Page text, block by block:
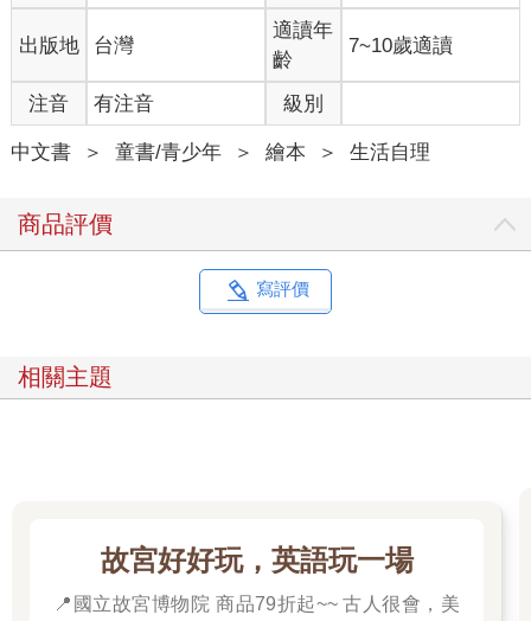
出版地 台灣
適讀年
齡
7~10歲適讀
注音 有注音 級別
中文書 ＞ 童書/青少年 ＞ 繪本 ＞ 生活自理
商品評價
寫評價
相關主題
故宮好好玩，英語玩一場
📍國立故宮博物院 商品79折起~~ 古人很會，美